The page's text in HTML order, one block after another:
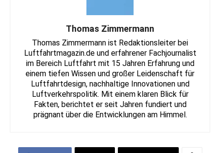
Thomas Zimmermann
Thomas Zimmermann ist Redaktionsleiter bei
Luftfahrtmagazin.de und erfahrener Fachjournalist
im Bereich Luftfahrt mit 15 Jahren Erfahrung und
einem tiefen Wissen und großer Leidenschaft für
Luftfahrtdesign, nachhaltige Innovationen und
Luftverkehrspolitik. Mit einem klaren Blick für
Fakten, berichtet er seit Jahren fundiert und
prägnant über die Entwicklungen am Himmel.